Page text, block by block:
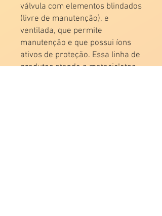
válvula com elementos blindados
(livre de manutenção), e
ventilada, que permite
manutenção e que possui íons
ativos de proteção. Essa linha de
produtos atende a motocicletas,